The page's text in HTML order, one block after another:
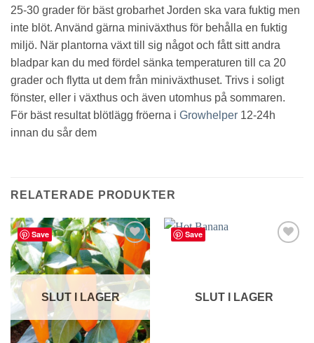
25-30 grader för bäst grobarhet Jorden ska vara fuktig men
inte blöt. Använd gärna miniväxthus för behålla en fuktig
miljö. När plantorna växt till sig något och fått sitt andra
bladpar kan du med fördel sänka temperaturen till ca 20
grader och flytta ut dem från miniväxthuset. Trivs i soligt
fönster, eller i växthus och även utomhus på sommaren.
För bäst resultat blötlägg fröerna i Growhelper 12-24h
innan du sår dem
RELATERADE PRODUKTER
Save
lägg till
i
favoriter
SLUT I LAGER
Save
SLUT I LAGER